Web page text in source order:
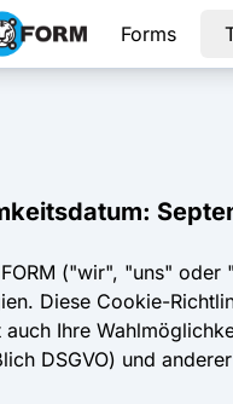
Forms
FORM ("wir", "uns"
Diese Cookie-
auch Ihre
DSGVO) und